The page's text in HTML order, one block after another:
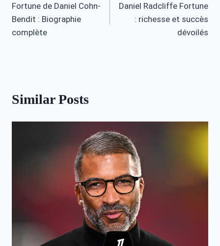
navigation
Fortune de Daniel Cohn-
Bendit : Biographie
complète
Daniel Radcliffe Fortune
: richesse et succès
dévoilés
Similar Posts